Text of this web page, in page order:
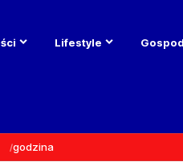
Lifestyle
godzina